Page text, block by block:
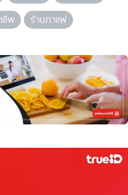
ชีพ ร้านกาแฟ